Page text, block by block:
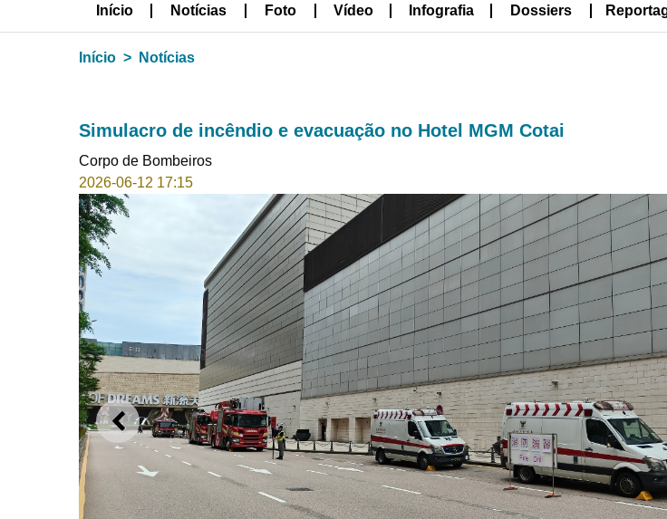
Início Notícias Foto Vídeo Infografia Dossiers
Início Notícias
Simulacro de incêndio e evacuação no Hotel MGM Cotai
Corpo de Bombeiros
2026-06-12 17:15
ANTERIOR